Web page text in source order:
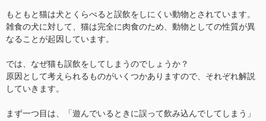
もともと猫は犬とくらべると誤飲をしにくい動物とされています。
雑食の犬に対して、猫は完全に肉食のため、動物としての性質が異
なることが起因しています。
では、なぜ猫も誤飲をしてしまうのでしょうか？
原因として考えられるものがいくつかありますので、それぞれ解説
していきます。
まず一つ目は、「遊んでいるときに誤って飲み込んでしてしまう」